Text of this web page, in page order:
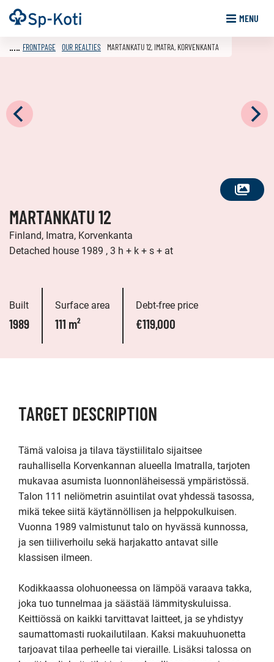
Go
to
Frontpage MENU
SEE
FRONTPAGE OUR REALTIES MARTANKATU 12, IMATRA, KORVENKANTA
MARTANKATU 12
Finland, Imatra, Korvenkanta
Detached house 1989 , 3 h + k + s + at
Built
1989
Surface area
111 m²
Debt-free price
€119,000
TARGET DESCRIPTION
Tämä valoisa ja tilava täystiilitalo sijaitsee
rauhallisella Korvenkannan alueella Imatralla, tarjoten
mukavaa asumista luonnonläheisessä ympäristössä.
Talon 111 neliömetrin asuintilat ovat yhdessä tasossa,
mikä tekee siitä käytännöllisen ja helppokulkuisen.
Vuonna 1989 valmistunut talo on hyvässä kunnossa,
ja sen tiiliverhoilu sekä harjakatto antavat sille
klassisen ilmeen.
Kodikkaassa olohuoneessa on lämpöä varaava takka,
joka tuo tunnelmaa ja säästää lämmityskuluissa.
Keittiössä on kaikki tarvittavat laitteet, ja se yhdistyy
saumattomasti ruokailutilaan. Kaksi makuuhuonetta
tarjoavat tilaa perheelle tai vieraille. Lisäksi talossa on